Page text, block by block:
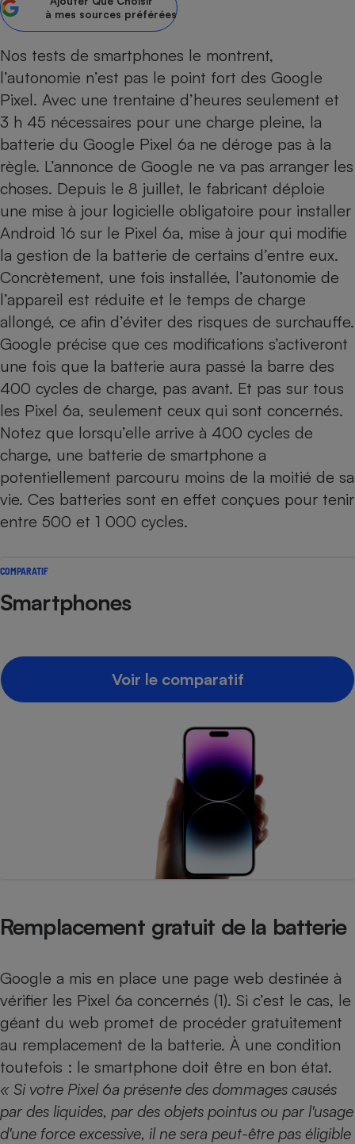
à mes sources préférées
Nos tests de smartphones le montrent,
l’autonomie n’est pas le point fort des Google
Pixel. Avec une trentaine d’heures seulement et
3 h 45 nécessaires pour une charge pleine, la
batterie du Google Pixel 6a ne déroge pas à la
règle. L’annonce de Google ne va pas arranger les
choses. Depuis le 8 juillet, le fabricant déploie
une mise à jour logicielle obligatoire pour installer
Android 16 sur le Pixel 6a, mise à jour qui modifie
la gestion de la batterie de certains d’entre eux.
Concrètement, une fois installée, l’autonomie de
l’appareil est réduite et le temps de charge
allongé, ce afin d’éviter des risques de surchauffe.
Google précise que ces modifications s’activeront
une fois que la batterie aura passé la barre des
400 cycles de charge, pas avant. Et pas sur tous
les Pixel 6a, seulement ceux qui sont concernés.
Notez que lorsqu’elle arrive à 400 cycles de
charge, une batterie de smartphone a
potentiellement parcouru moins de la moitié de sa
vie. Ces batteries sont en effet conçues pour tenir
entre 500 et 1 000 cycles.
COMPARATIF
Smartphones
Voir le comparatif
Remplacement gratuit de la batterie
Google a mis en place une page web destinée à
vérifier les Pixel 6a concernés (1). Si c’est le cas, le
géant du web promet de procéder gratuitement
au remplacement de la batterie. À une condition
toutefois : le smartphone doit être en bon état.
« Si votre Pixel 6a présente des dommages causés
par des liquides, par des objets pointus ou par l'usage
d'une force excessive, il ne sera peut-être pas éligible
alimentaire
bouteille
Assurance emprunteur
Banque
Lave-linge
Plaque de cuisson à
induction
Cafetière à expressos
Téléviseur
Téléphone mobile -
Matelas
Radiateur électrique
Climatiseur -
Ventilateur
Mutuelle
Antimoustique